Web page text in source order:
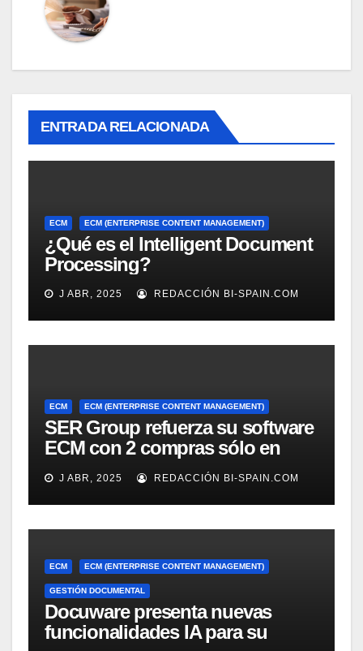
ENTRADA RELACIONADA
ECM ECM (ENTERPRISE CONTENT MANAGEMENT)
¿Qué es el Intelligent Document
Processing?
J ABR, 2025 REDACCIÓN BI-SPAIN.COM
ECM ECM (ENTERPRISE CONTENT MANAGEMENT)
SER Group refuerza su software
ECM con 2 compras sólo en
marzo
J ABR, 2025 REDACCIÓN BI-SPAIN.COM
ECM ECM (ENTERPRISE CONTENT MANAGEMENT)
GESTIÓN DOCUMENTAL
Docuware presenta nuevas
funcionalidades IA para su